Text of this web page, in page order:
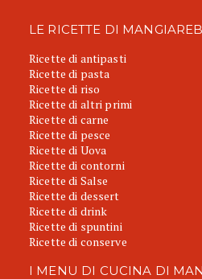
LE RICETTE DI
Ricette di antipasti
Ricette di pasta
Ricette di riso
Ricette di altri primi
Ricette di carne
Ricette di pesce
Ricette di Uova
Ricette di contorni
Ricette di Salse
Ricette di dessert
Ricette di drink
Ricette di spuntini
Ricette di conserve
I MENU DI CUCINA DI